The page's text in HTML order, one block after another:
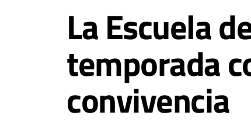
La Escuela
temporada
convivencia